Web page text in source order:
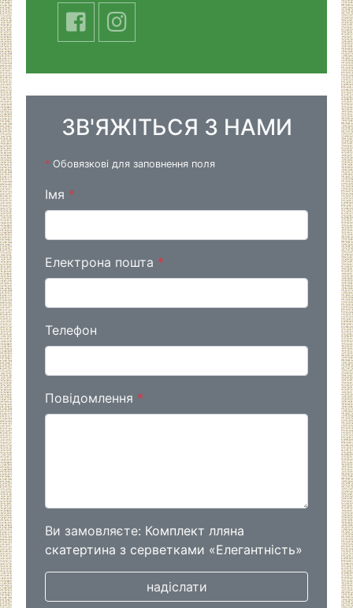
ЗВ'ЯЖІТЬСЯ З НАМИ
* Обовязкові для заповнення поля
Імя *
Електрона пошта *
Телефон
Повідомлення *
Ви замовляєте: Комплект лляна
скатертина з серветками «Елегантність»
надіслати